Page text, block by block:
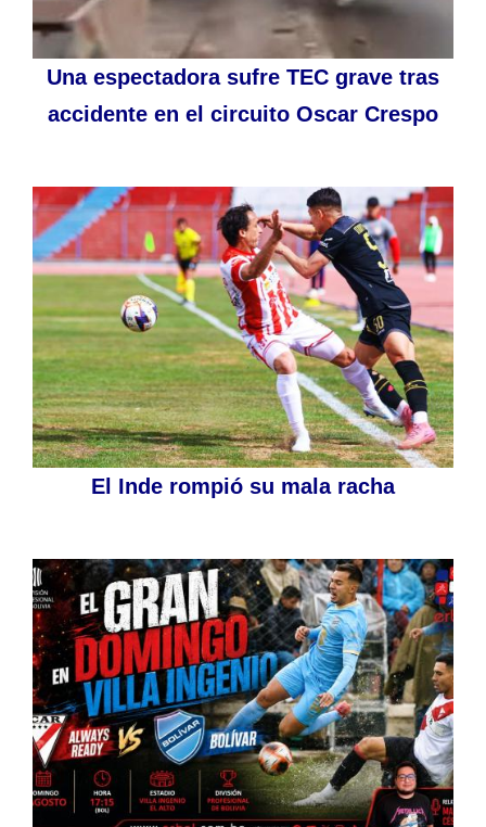
Una espectadora sufre TEC grave tras
accidente en el circuito Oscar Crespo
El Inde rompió su mala racha